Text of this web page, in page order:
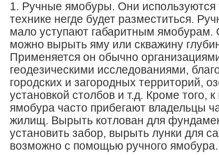
1. Ручные ямобуры. Они используются
технике негде будет разместиться.
мало уступают габаритным
можно вырыть яму или скважину
Применяется он обычно
геодезическими исследованиями,
городских и загородных территорий,
установкой столбов и т.д. Кроме того,
ямобура часто прибегают владельцы
жилищ. Вырыть котлован для
установить забор, вырыть лунки для
возможно с помощью ручного ямобура.